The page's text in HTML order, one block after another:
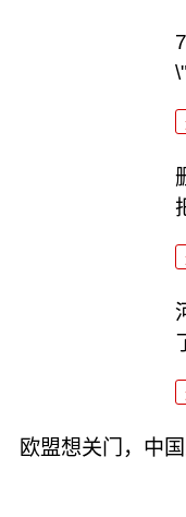
欧盟想关门，中